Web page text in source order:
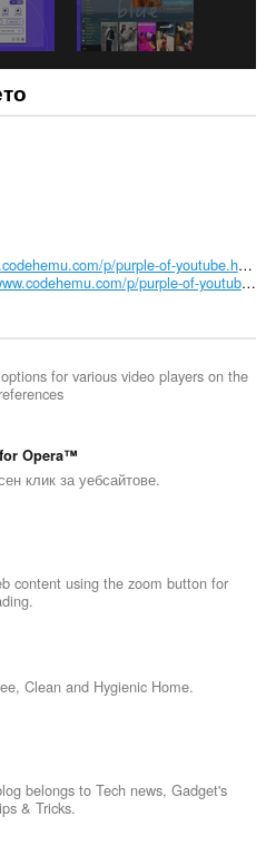
https://www.codehemu.com/p/purple-of-youtube.html
https://www.codehemu.com/p/purple-of-youtube.html
for various video players on the
Opera™
клик за уебсайтове.
content using the zoom button for
Clean and Hygienic Home.
belongs to Tech news, Gadget's
& Tricks.